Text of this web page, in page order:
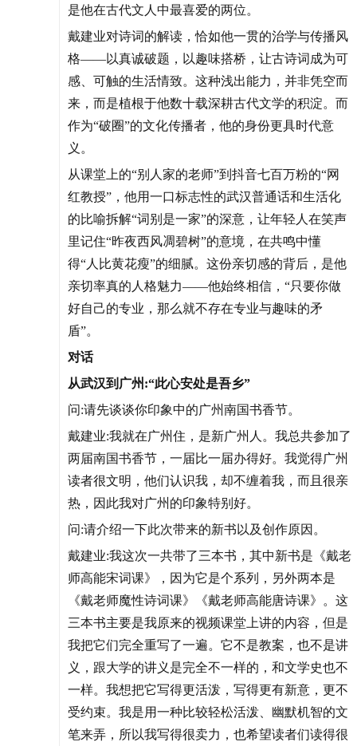
是他在古代文人中最喜爱的两位。
戴建业对诗词的解读，恰如他一贯的治学与传播风
格——以真诚破题，以趣味搭桥，让古诗词成为可
感、可触的生活情致。这种浅出能力，并非凭空而
来，而是植根于他数十载深耕古代文学的积淀。而
作为“破圈”的文化传播者，他的身份更具时代意
义。
从课堂上的“别人家的老师”到抖音七百万粉的“网
红教授”，他用一口标志性的武汉普通话和生活化
的比喻拆解“词别是一家”的深意，让年轻人在笑声
里记住“昨夜西风凋碧树”的意境，在共鸣中懂
得“人比黄花瘦”的细腻。这份亲切感的背后，是他
亲切率真的人格魅力——他始终相信，“只要你做
好自己的专业，那么就不存在专业与趣味的矛
盾”。
对话
从武汉到广州:“此心安处是吾乡”
问:请先谈谈你印象中的广州南国书香节。
戴建业:我就在广州住，是新广州人。我总共参加了
两届南国书香节，一届比一届办得好。我觉得广州
读者很文明，他们认识我，却不缠着我，而且很亲
热，因此我对广州的印象特别好。
问:请介绍一下此次带来的新书以及创作原因。
戴建业:我这次一共带了三本书，其中新书是《戴老
师高能宋词课》，因为它是个系列，另外两本是
《戴老师魔性诗词课》《戴老师高能唐诗课》。这
三本书主要是我原来的视频课堂上讲的内容，但是
我把它们完全重写了一遍。它不是教案，也不是讲
义，跟大学的讲义是完全不一样的，和文学史也不
一样。我想把它写得更活泼，写得更有新意，更不
受约束。我是用一种比较轻松活泼、幽默机智的文
笔来弄，所以我写得很卖力，也希望读者们读得很